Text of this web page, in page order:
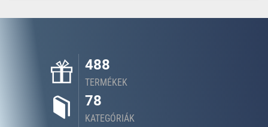
488
TERMÉKEK
78
KATEGÓRIÁK